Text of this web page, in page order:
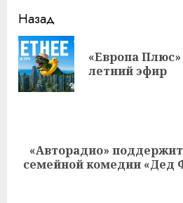
Навигация
записи
Назад
«Европа
летний эфир
Следующая
запись:
«Авторадио»
семейной комедии «Дед